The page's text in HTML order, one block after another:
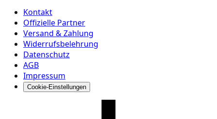
Kontakt
Offizielle Partner
Versand & Zahlung
Widerrufsbelehrung
Datenschutz
AGB
Impressum
Cookie-Einstellungen